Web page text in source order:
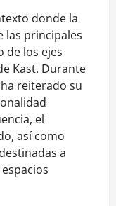
donde la
las principales
de los ejes
Kast. Durante
reiterado su
el
así como
a